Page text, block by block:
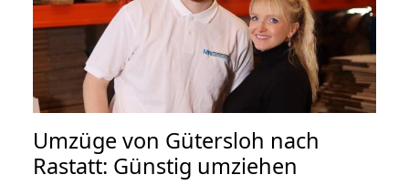
Umzüge von Gütersloh nach
Rastatt: Günstig umziehen